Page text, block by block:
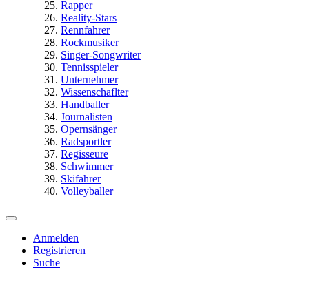
Rapper
Reality-Stars
Rennfahrer
Rockmusiker
Singer-Songwriter
Tennisspieler
Unternehmer
Wissenschaflter
Handballer
Journalisten
Opernsänger
Radsportler
Regisseure
Schwimmer
Skifahrer
Volleyballer
Anmelden
Registrieren
Suche